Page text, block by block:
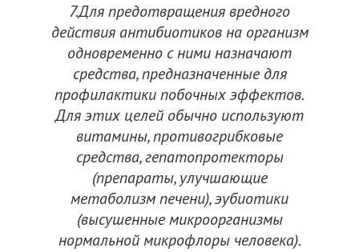
7.Для предотвращения вредного
действия антибиотиков на организм
одновременно с ними назначают
средства, предназначенные для
профилактики побочных эффектов.
Для этих целей обычно используют
витамины, противогрибковые
средства, гепатопротекторы
(препараты, улучшающие
метаболизм печени), эубиотики
(высушенные микроорганизмы
нормальной микрофлоры человека).